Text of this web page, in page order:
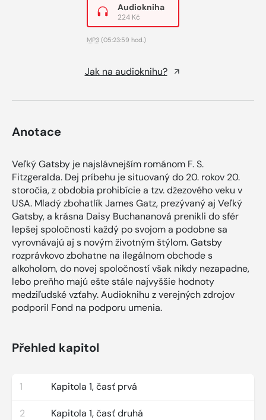
Audiokniha
224 Kč
MP3 (05:23:59 hod.)
Jak na audioknihu?
Anotace
Veľký Gatsby je najslávnejším románom F. S.
Fitzgeralda. Dej príbehu je situovaný do 20. rokov 20.
storočia, z obdobia prohibície a tzv. džezového veku v
USA. Mladý zbohatlík James Gatz, prezývaný aj Veľký
Gatsby, a krásna Daisy Buchananová prenikli do sfér
lepšej spoločnosti každý po svojom a podobne sa
vyrovnávajú aj s novým životným štýlom. Gatsby
rozprávkovo zbohatne na ilegálnom obchode s
alkoholom, do novej spoločností však nikdy nezapadne,
lebo preňho majú ešte stále najvyššie hodnoty
medziľudské vzťahy. Audioknihu z verejných zdrojov
podporil Fond na podporu umenia.
Přehled kapitol
1 Kapitola 1, časť prvá
2 Kapitola 1, časť druhá